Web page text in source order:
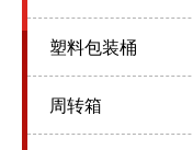
塑料包装桶
周转箱